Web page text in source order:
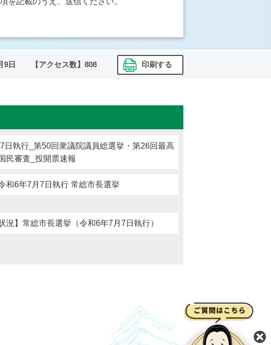
9日 【アクセス数】 808 印刷する
日執行_第50回衆議院議員総選挙・第26回最高
民審査_投開票速報
和6年7月7日執行 常総市長選挙
況】常総市長選挙（令和6年7月7日執行）